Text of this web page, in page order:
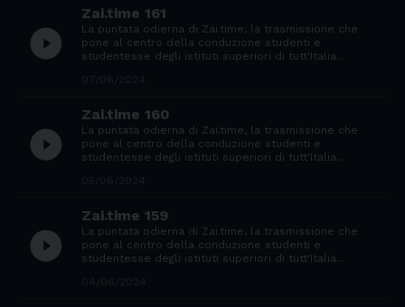
play_circle_filled
Zai.time 161
La puntata odierna di Zai.time, la trasmissione che
pone al centro della conduzione studenti e
studentesse degli istituti superiori di tutt'Italia...
play_circle_filled
Zai.time 160
La puntata odierna di Zai.time, la trasmissione che
pone al centro della conduzione studenti e
studentesse degli istituti superiori di tutt'Italia...
play_circle_filled
Zai.time 159
La puntata odierna di Zai.time, la trasmissione che
pone al centro della conduzione studenti e
studentesse degli istituti superiori di tutt'Italia...